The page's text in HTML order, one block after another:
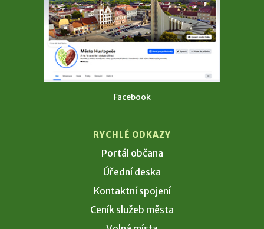
Facebook
RYCHLÉ ODKAZY
Portál občana
Úřední deska
Kontaktní spojení
Ceník služeb města